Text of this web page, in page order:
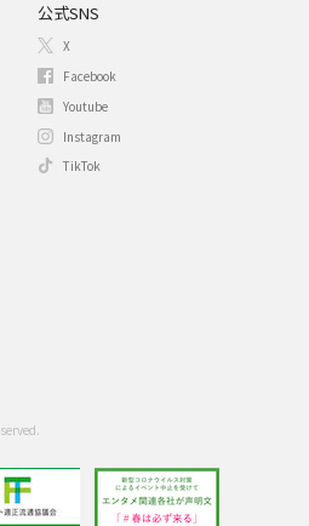
公式SNS
X
Facebook
Youtube
Instagram
TikTok